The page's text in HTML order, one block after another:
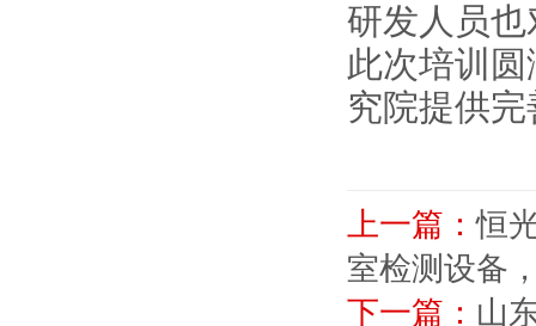
研发人员
此次培训
究院提供
上一篇：恒
室检测设备
下一篇： 山